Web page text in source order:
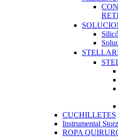
CUCHILLETES
Instrumental Storz
ROPA